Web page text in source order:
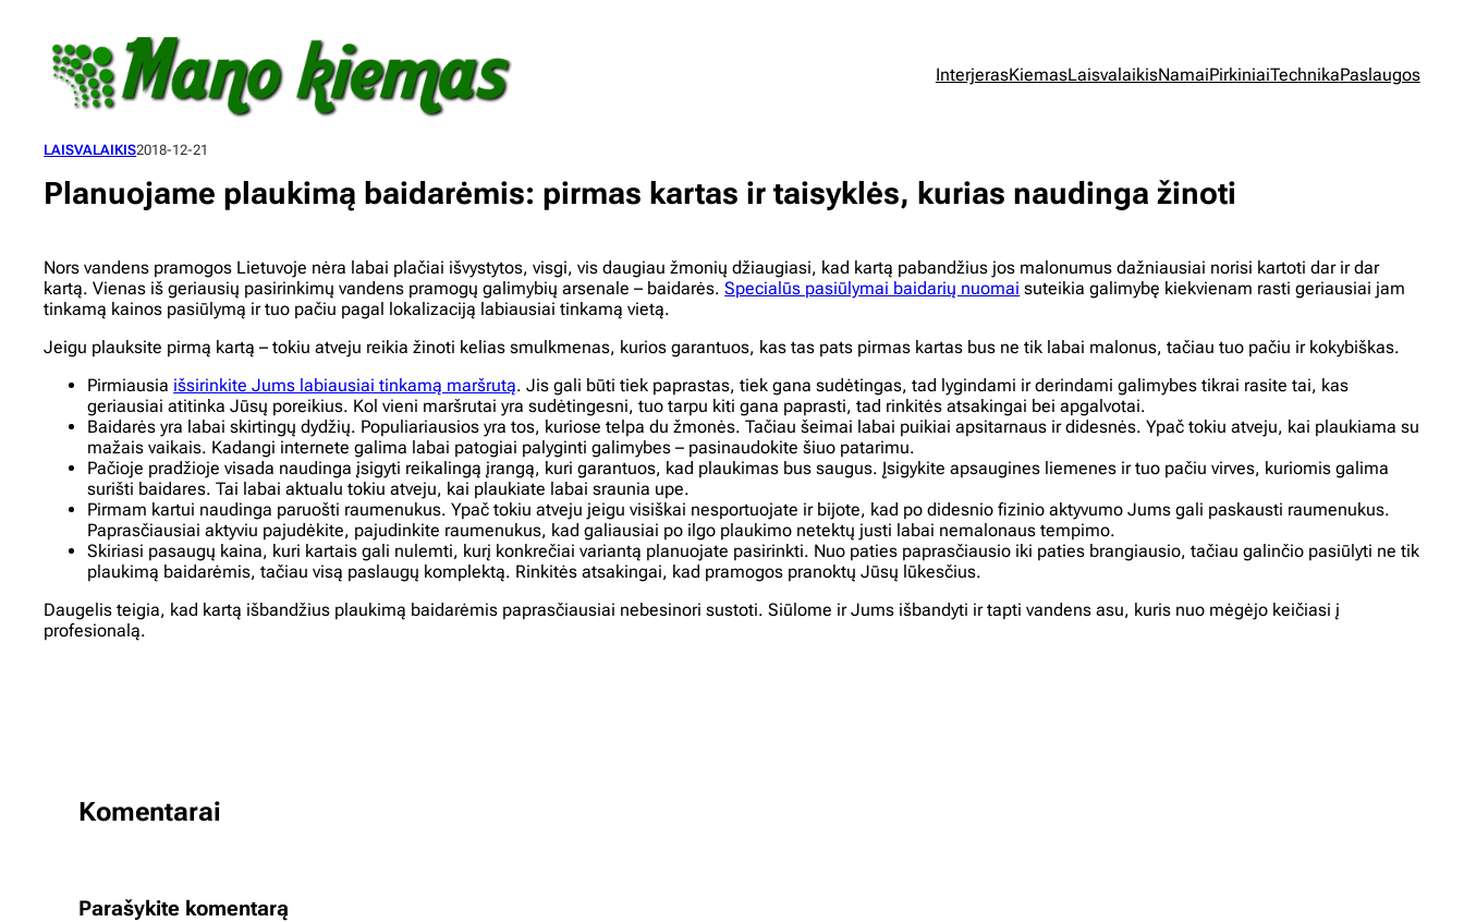
turinio
InterjerasKiemasLaisvalaikisNamaiPirkiniaiTechnikaPaslaugos
LAISVALAIKIS2018-12-21
Planuojame plaukimą baidarėmis: pirmas kartas ir taisyklės, kurias naudinga žinoti
Nors vandens pramogos Lietuvoje nėra labai plačiai išvystytos, visgi, vis daugiau žmonių džiaugiasi, kad kartą pabandžius jos malonumus dažniausiai norisi kartoti dar ir dar
kartą. Vienas iš geriausių pasirinkimų vandens pramogų galimybių arsenale – baidarės.Specialūs pasiūlymai baidarių nuomai suteikia galimybę kiekvienam rasti geriausiai jam
tinkamą kainos pasiūlymą ir tuo pačiu pagal lokalizaciją labiausiai tinkamą vietą.
Jeigu plauksite pirmą kartą – tokiu atveju reikia žinoti kelias smulkmenas, kurios garantuos, kas tas pats pirmas kartas bus ne tik labai malonus, tačiau tuo pačiu ir kokybiškas.
Pirmiausia išsirinkite Jums labiausiai tinkamą maršrutą. Jis gali būti tiek paprastas, tiek gana sudėtingas, tad lygindami ir derindami galimybes tikrai rasite tai, kas
geriausiai atitinka Jūsų poreikius. Kol vieni maršrutai yra sudėtingesni, tuo tarpu kiti gana paprasti, tad rinkitės atsakingai bei apgalvotai.
Baidarės yra labai skirtingų dydžių. Populiariausios yra tos, kuriose telpa du žmonės. Tačiau šeimai labai puikiai apsitarnaus ir didesnės. Ypač tokiu atveju, kai plaukiama su
mažais vaikais. Kadangi internete galima labai patogiai palyginti galimybes – pasinaudokite šiuo patarimu.
Pačioje pradžioje visada naudinga įsigyti reikalingą įrangą, kuri garantuos, kad plaukimas bus saugus. Įsigykite apsaugines liemenes ir tuo pačiu virves, kuriomis galima
surišti baidares. Tai labai aktualu tokiu atveju, kai plaukiate labai sraunia upe.
Pirmam kartui naudinga paruošti raumenukus. Ypač tokiu atveju jeigu visiškai nesportuojate ir bijote, kad po didesnio fizinio aktyvumo Jums gali paskausti raumenukus.
Paprasčiausiai aktyviu pajudėkite, pajudinkite raumenukus, kad galiausiai po ilgo plaukimo netektų justi labai nemalonaus tempimo.
Skiriasi pasaugų kaina, kuri kartais gali nulemti, kurį konkrečiai variantą planuojate pasirinkti. Nuo paties paprasčiausio iki paties brangiausio, tačiau galinčio pasiūlyti ne tik
plaukimą baidarėmis, tačiau visą paslaugų komplektą. Rinkitės atsakingai, kad pramogos pranoktų Jūsų lūkesčius.
Daugelis teigia, kad kartą išbandžius plaukimą baidarėmis paprasčiausiai nebesinori sustoti. Siūlome ir Jums išbandyti ir tapti vandens asu, kuris nuo mėgėjo keičiasi į
profesionalą.
Komentarai
Parašykite komentarą